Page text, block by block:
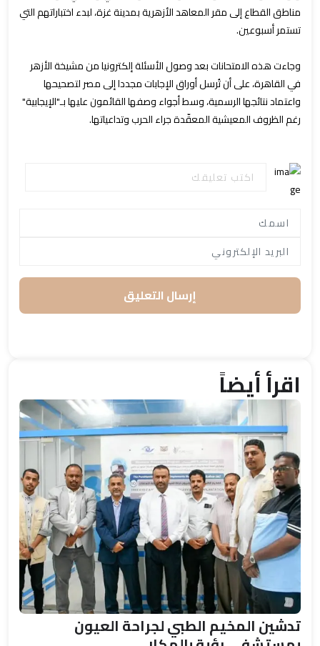
مناطق القطاع إلى مقر المعاهد الأزهرية بمدينة غزة، لبدء اختباراتهم التي
تستمر أسبوعين.
وجاءت هذه الامتحانات بعد وصول الأسئلة إلكترونيا من مشيخة الأزهر
في القاهرة، على أن تُرسل أوراق الإجابات مجددا إلى مصر لتصحيحها
واعتماد نتائجها الرسمية، وسط أجواء وصفها القائمون عليها بـ"الإيجابية"
رغم الظروف المعيشية المعقّدة جراء الحرب وتداعياتها.
إرسال التعليق
اقرأ أيضاً
تدشين المخيم الطبي لجراحة العيون